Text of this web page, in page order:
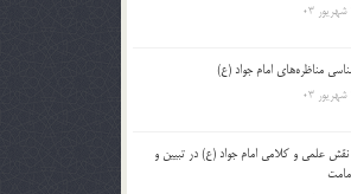
مناظره‌های امام جواد (ع)
علمی و کلامی امام جواد (ع) در تبیین و